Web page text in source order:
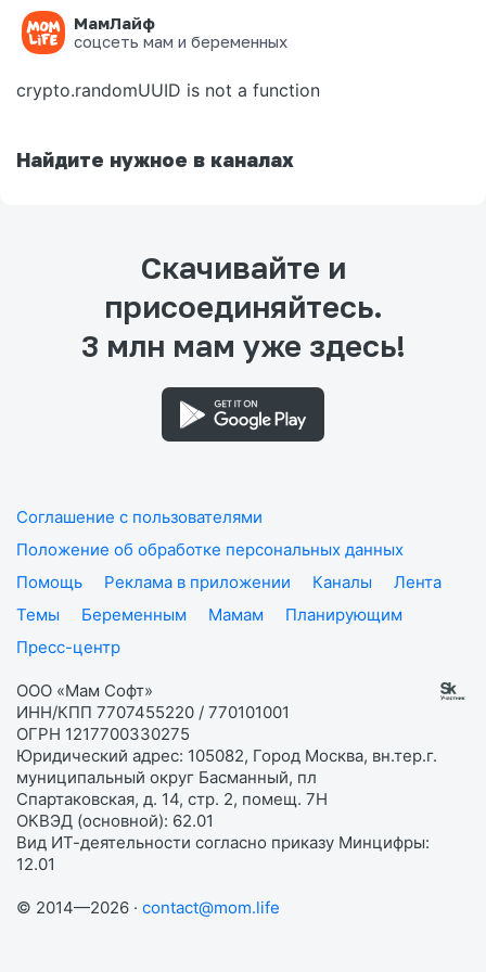
МамЛайф
соцсеть мам и беременных
Ошибка на странице
crypto.randomUUID is not a function
Найдите нужное в каналах
Скачивайте и
присоединяйтесь.
3 млн мам уже здесь!
Соглашение с пользователями
Положение об обработке персональных данных
Помощь
Реклама в приложении Каналы
Лента
Темы
Беременным Мамам
Планирующим
Пресс-центр
ООО «Мам Софт»
ИНН/КПП 7707455220 / 770101001
ОГРН 1217700330275
Юридический адрес: 105082, Город Москва, вн.тер.г.
муниципальный округ Басманный, пл
Спартаковская, д. 14, стр. 2, помещ. 7Н
ОКВЭД (основной): 62.01
Вид ИТ-деятельности согласно приказу Минцифры:
12.01
© 2014—2026 · contact@mom.life